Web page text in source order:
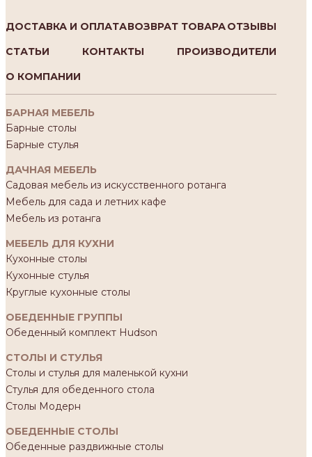
ДОСТАВКА И ОПЛАТАВОЗВРАТ ТОВАРАОТЗЫВЫ
СТАТЬИ
КОНТАКТЫ
ПРОИЗВОДИТЕЛИ
О КОМПАНИИ
БАРНАЯ МЕБЕЛЬ
Барные столы
Барные стулья
ДАЧНАЯ МЕБЕЛЬ
Садовая мебель из искусственного ротанга
Мебель для сада и летних кафе
Мебель из ротанга
МЕБЕЛЬ ДЛЯ КУХНИ
Кухонные столы
Кухонные стулья
Круглые кухонные столы
ОБЕДЕННЫЕ ГРУППЫ
Обеденный комплект Hudson
СТОЛЫ И СТУЛЬЯ
Столы и стулья для маленькой кухни
Стулья для обеденного стола
Столы Модерн
ОБЕДЕННЫЕ СТОЛЫ
Обеденные раздвижные столы